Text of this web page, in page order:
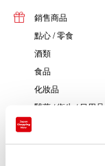
銷售商品
點心 / 零食
酒類
食品
化妝品
醫藥 / 衛生 / 日用品
女裝・服飾品・包